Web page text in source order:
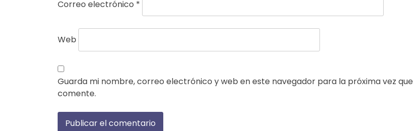
Correo electrónico *
Web
Guarda mi nombre, correo electrónico y web en este navegador para la próxima vez que
comente.